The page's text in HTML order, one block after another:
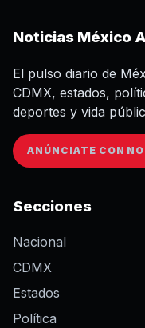
Noticias México
El pulso diario de
CDMX, estados,
deportes y vida
ANÚNCIATE CON
Secciones
Nacional
CDMX
Estados
Política